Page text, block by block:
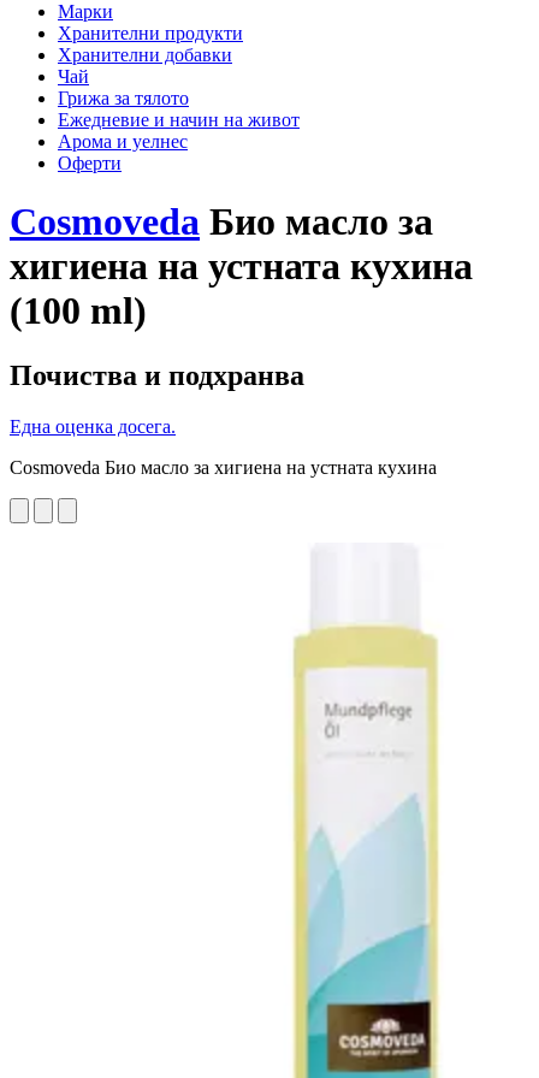
Марки
Хранителни продукти
Хранителни добавки
Чай
Грижа за тялото
Ежедневие и начин на живот
Арома и уелнес
Оферти
Cosmoveda Био масло за
хигиена на устната кухина
(100 ml)
Почиства и подхранва
Една оценка досега.
Cosmoveda Био масло за хигиена на устната кухина